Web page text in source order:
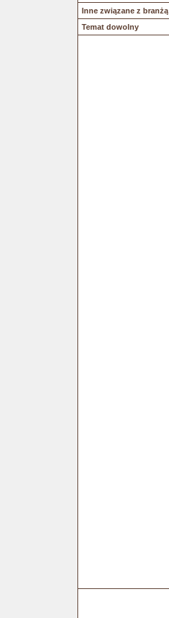
Inne związane z branżą
Temat dowolny